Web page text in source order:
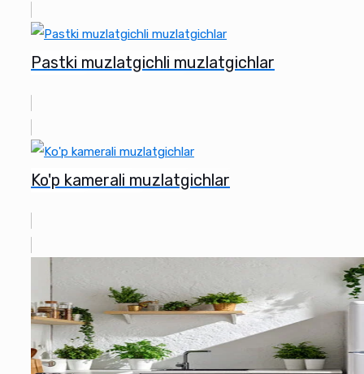
Pastki muzlatgichli muzlatgichlar
Ko'p kamerali muzlatgichlar